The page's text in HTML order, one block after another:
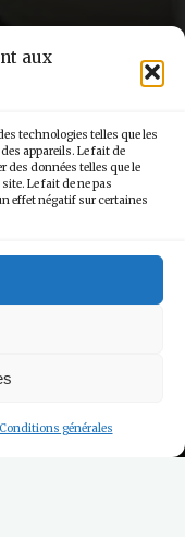
aux
technologies telles que les
appareils. Le fait de
des données telles que le
Le fait de ne pas
effet négatif sur certaines
Conditions générales